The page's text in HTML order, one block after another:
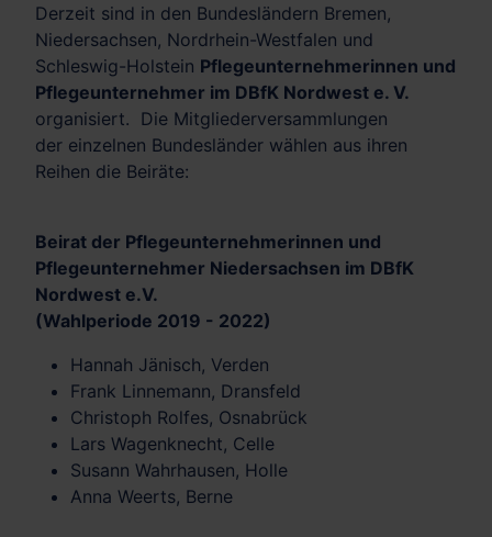
Derzeit sind in den Bundesländern Bremen,
Niedersachsen, Nordrhein-Westfalen und
Schleswig-Holstein Pflegeunternehmerinnen und
Pflegeunternehmer im DBfK Nordwest e. V.
organisiert. Die Mitgliederversammlungen
der einzelnen Bundesländer wählen aus ihren
Reihen die Beiräte:
Beirat der Pflegeunternehmerinnen und
Pflegeunternehmer Niedersachsen im DBfK
Nordwest e.V.
(Wahlperiode 2019 - 2022)
Hannah Jänisch, Verden
Frank Linnemann, Dransfeld
Christoph Rolfes, Osnabrück
Lars Wagenknecht, Celle
Susann Wahrhausen, Holle
Anna Weerts, Berne